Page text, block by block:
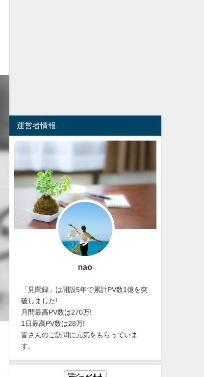
運営者情報
nao
「見聞録」は開設5年で累計PV数1億を突
破しました!
月間最高PV数は270万!
1日最高PV数は28万!
皆さんのご訪問に元気をもらっていま
す。